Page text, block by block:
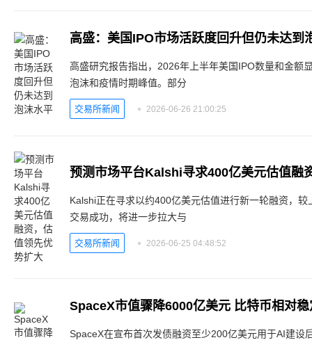
高盛：美国IPO市场活跃度回升但仍未达到
高盛研究报告指出，2026年上半年美国IPO数量和金额
泡沫和疫情时期峰值。部分
交易所新闻 2026-06-26 21:00:25
预测市场平台Kalshi寻求400亿美元估值融
Kalshi正在寻求以约400亿美元估值进行新一轮融资，
交易成功，将进一步拉大与
交易所新闻 2026-06-25 04:48:52
SpaceX市值骤降6000亿美元 比特币相对稳
SpaceX在宣布首次发债融资至少200亿美元用于AI建设